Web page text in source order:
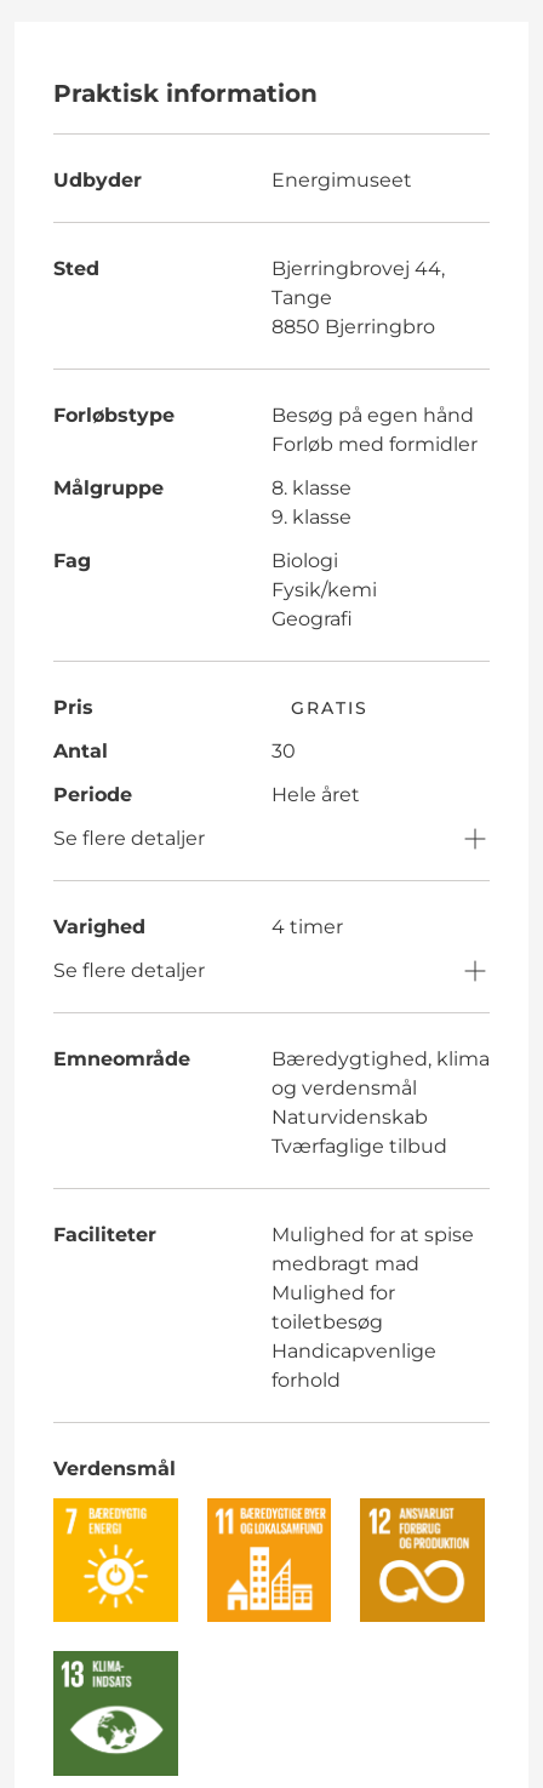
Praktisk information
Udbyder Energimuseet
Sted
Bjerringbrovej 44,
Tange
8850 Bjerringbro
Forløbstype
Besøg på egen hånd
Forløb med formidler
Målgruppe
8. klasse
9. klasse
Fag
Biologi
Fysik/kemi
Geografi
Pris GRATIS
Antal
30
Periode
Hele året
Se flere detaljer
Varighed
4 timer
Se flere detaljer
Emneområde
Bæredygtighed, klima
og verdensmål
Naturvidenskab
Tværfaglige tilbud
Faciliteter
Mulighed for at spise
medbragt mad
Mulighed for
toiletbesøg
Handicapvenlige
forhold
Verdensmål